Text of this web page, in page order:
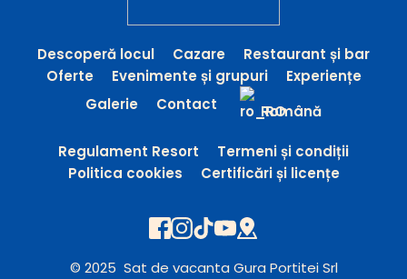
Descoperă locul Cazare
Restaurant și bar
Oferte
Evenimente și grupuri
Experiențe
Galerie
Contact Română
Regulament Resort
Termeni și condiții
Politica cookies
Certificări și licențe
© 2025  Sat de vacanta Gura Portitei Srl